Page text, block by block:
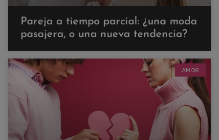
Pareja a tiempo parcial: ¿una moda
pasajera, o una nueva tendencia?
AMOR